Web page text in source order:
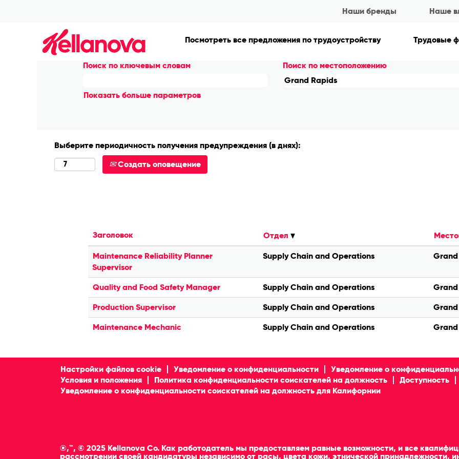
Наши бренды Наше
Посмотреть все предложения по трудоустройству Трудовые
Результаты поиска"Grand Rapids".
Поиск по ключевым словам Поиск по местоположению
Показать больше параметров
Выберите периодичность получения предупреждения (в днях):
Создать оповещение
Заголовок Отдел
Maintenance Reliability Planner
Supervisor
Supply Chain and Operations Grand
Quality and Food Safety Manager Supply Chain and Operations Grand
Production Supervisor Supply Chain and Operations Grand
Maintenance Mechanic Supply Chain and Operations Grand
Настройки файлов cookie Уведомление о конфиденциальности
Уведомление о
Условия и положения
Политика конфиденциальности соискателей на должность
Доступность
Уведомление о конфиденциальности соискателей на должность для Калифорнии
®,™, © 2025 Kellanova Co. Как работодатель мы предоставляем равные возможности, и все
рассмотрении своей кандидатуры независимо от расы, цвета кожи, этнической принадлежности,